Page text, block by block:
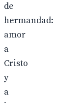
de
hermandad:
amor
a
Cristo
y
a